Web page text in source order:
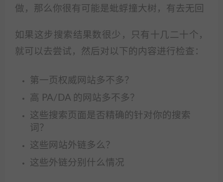
做，那么你很有可能是蚍蜉撞大树，有去无回
如果这步搜索结果数很少，只有十几二十个，
就可以去尝试，然后对以下的内容进行检查：
第一页权威网站多不多？
高 PA/DA 的网站多不多？
这些搜索页面是否精确的针对你的搜索
词？
这些网站外链多么？
这些外链分别什么情况